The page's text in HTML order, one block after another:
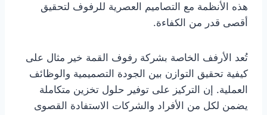
هذه الأنظمة مع التصاميم العصرية للرفوف لتحقيق
أقصى قدر من الكفاءة.
تُعد الأرفف الخاصة بشركة رفوف القمة خير مثال على
كيفية تحقيق التوازن بين الجودة التصميمية والوظائف
العملية. إن التركيز على توفير حلول تخزين متكاملة
يضمن لكل من الأفراد والشركات الاستفادة القصوى